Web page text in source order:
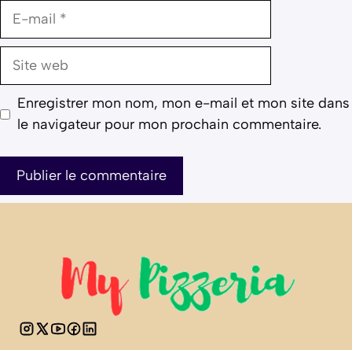
E-
Site
Enregistrer mon nom, mon e-mail et mon site dans
le navigateur pour mon prochain commentaire.